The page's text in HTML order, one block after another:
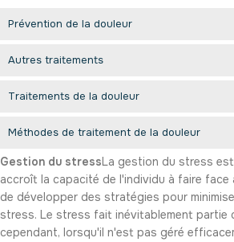
Prévention de la douleur
Autres traitements
Traitements de la douleur
Méthodes de traitement de la douleur
Gestion du stressLa gestion du stress
accroît la capacité de l'individu à faire face
de développer des stratégies pour
stress. Le stress fait inévitablement partie
cependant, lorsqu'il n'est pas géré